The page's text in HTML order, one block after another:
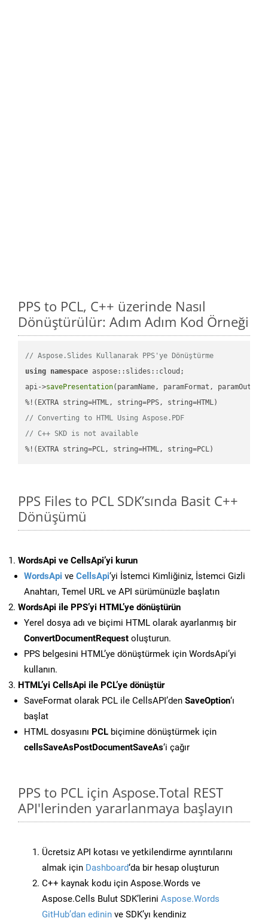
PPS to PCL, C++ üzerinde Nasıl
Dönüştürülür: Adım Adım Kod Örneği
// Aspose.Slides Kullanarak PPS'ye Dönüştürme
using namespace aspose::slides::cloud;
api->savePresentation(paramName, paramFormat,
// Converting to HTML Using Aspose.PDF
// C++ SKD is not available
%!(EXTRA string=PCL, string=HTML, string=PCL)
PPS Files to PCL SDK’sında Basit C++
Dönüşümü
WordsApi ve CellsApi’yi kurun
WordsApi ve CellsApi‘yi İstemci Kimliğiniz, İstemci Gizli
Anahtarı, Temel URL ve API sürümünüzle başlatın
WordsApi ile PPS’yi HTML’ye dönüştürün
Yerel dosya adı ve biçimi HTML olarak ayarlanmış bir
ConvertDocumentRequest oluşturun.
PPS belgesini HTML’ye dönüştürmek için WordsApi’yi
kullanın.
HTML’yi CellsApi ile PCL’ye dönüştür
SaveFormat olarak PCL ile CellsAPI’den SaveOption‘ı
başlat
HTML dosyasını PCL biçimine dönüştürmek için
cellsSaveAsPostDocumentSaveAs‘i çağır
PPS to PCL için Aspose.Total REST
API'lerinden yararlanmaya başlayın
Ücretsiz API kotası ve yetkilendirme ayrıntılarını
almak için Dashboard‘da bir hesap oluşturun
C++ kaynak kodu için Aspose.Words ve
Aspose.Cells Bulut SDK’lerini Aspose.Words
GitHub’dan edinin ve SDK’yı kendiniz